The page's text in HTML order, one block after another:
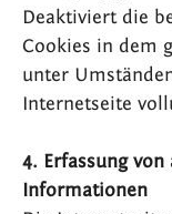
Deaktiviert die
Cookies in dem
unter
Internetseite
4. Erfassung
Informationen